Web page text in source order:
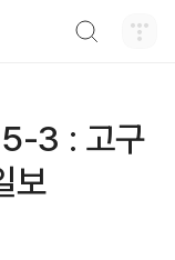
5-3 : 고구
보